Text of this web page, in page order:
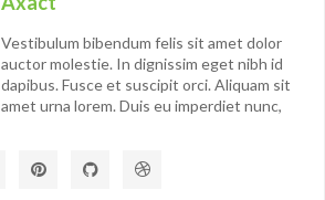
Vestibulum bibendum felis sit amet dolor
auctor molestie. In dignissim eget nibh id
dapibus. Fusce et suscipit orci. Aliquam sit
amet urna lorem. Duis eu imperdiet nunc,